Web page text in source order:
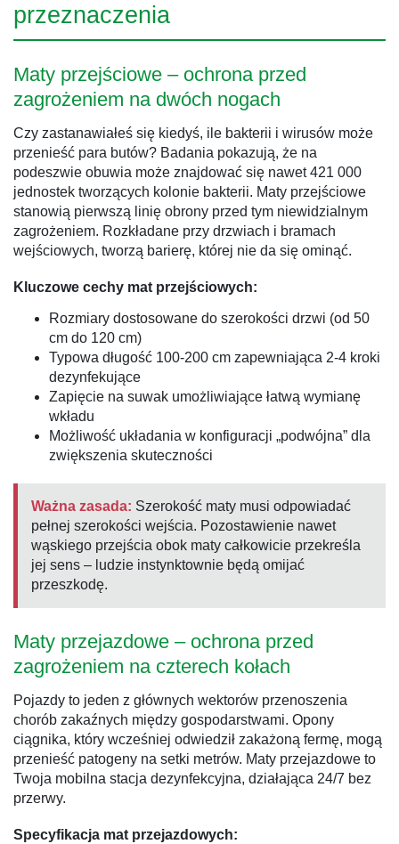
przeznaczenia
Maty przejściowe – ochrona przed
zagrożeniem na dwóch nogach
Czy zastanawiałeś się kiedyś, ile bakterii i wirusów może
przenieść para butów? Badania pokazują, że na
podeszwie obuwia może znajdować się nawet 421 000
jednostek tworzących kolonie bakterii. Maty przejściowe
stanowią pierwszą linię obrony przed tym niewidzialnym
zagrożeniem. Rozkładane przy drzwiach i bramach
wejściowych, tworzą barierę, której nie da się ominąć.
Kluczowe cechy mat przejściowych:
Rozmiary dostosowane do szerokości drzwi (od 50
cm do 120 cm)
Typowa długość 100-200 cm zapewniająca 2-4 kroki
dezynfekujące
Zapięcie na suwak umożliwiające łatwą wymianę
wkładu
Możliwość układania w konfiguracji „podwójna” dla
zwiększenia skuteczności
Ważna zasada: Szerokość maty musi odpowiadać
pełnej szerokości wejścia. Pozostawienie nawet
wąskiego przejścia obok maty całkowicie przekreśla
jej sens – ludzie instynktownie będą omijać
przeszkodę.
Maty przejazdowe – ochrona przed
zagrożeniem na czterech kołach
Pojazdy to jeden z głównych wektorów przenoszenia
chorób zakaźnych między gospodarstwami. Opony
ciągnika, który wcześniej odwiedził zakażoną fermę, mogą
przenieść patogeny na setki metrów. Maty przejazdowe to
Twoja mobilna stacja dezynfekcyjna, działająca 24/7 bez
przerwy.
Specyfikacja mat przejazdowych: